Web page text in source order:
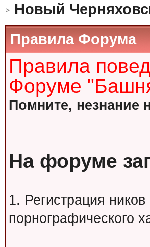
Новый
Правила Форума
Правила
Форуме
Помните, незнание
На форуме
1. Регистрация
порнографического